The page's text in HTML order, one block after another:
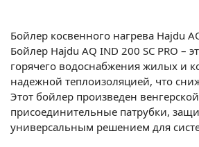
Бойлер косвенного нагрева Hajdu
Бойлер Hajdu AQ IND 200 SC PRO
горячего водоснабжения жилых и
надежной теплоизоляцией, что
Этот бойлер произведен
присоединительные патрубки,
универсальным решением для